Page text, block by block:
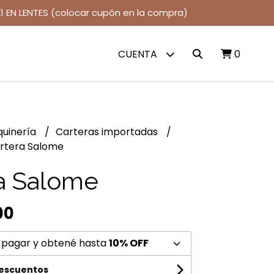
EN LENTES (colocar cupón en la compra)
CUENTA 0
Carteras importadas
Salome
Salome
y obtené hasta10% OFF